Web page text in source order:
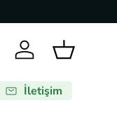
Giriş YapSepet
İletişim